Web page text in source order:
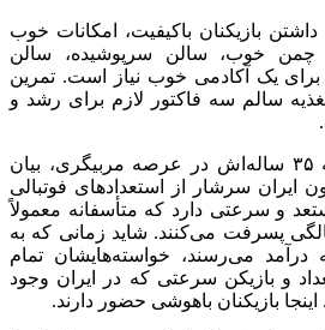
داشتن بازیکنان باکیفیت، امکانات خوب
چمن خوب، سالن سرپوشیده، سالن
یک آکادمی خوب نیاز است. تمرین
سالم سه فاکتور لازم برای رشد و
نیکولیچ با اشاره به سابقه ۳۵ ساله‌اش در عرصه مربیگری، بیان
ایران سرشار از استعدادهای فوتبالی
و سرعتی دارد که متأسفانه معمولاً
بازیکنان پس از ۱۸ سالگی پسرفت می‌کنند. شاید زمانی که به
درآمد می‌رسند، خواسته‌هایشان تمام
و بازیکن سرعتی که در ایران وجود
اینجا بازیکنان باهوشی حضور دارند.